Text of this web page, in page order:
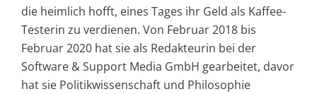
die heimlich hofft, eines Tages ihr Geld als Kaffee-
Testerin zu verdienen. Von Februar 2018 bis
Februar 2020 hat sie als Redakteurin bei der
Software & Support Media GmbH gearbeitet, davor
hat sie Politikwissenschaft und Philosophie